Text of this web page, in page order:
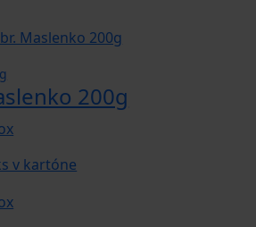
200g
v kartóne